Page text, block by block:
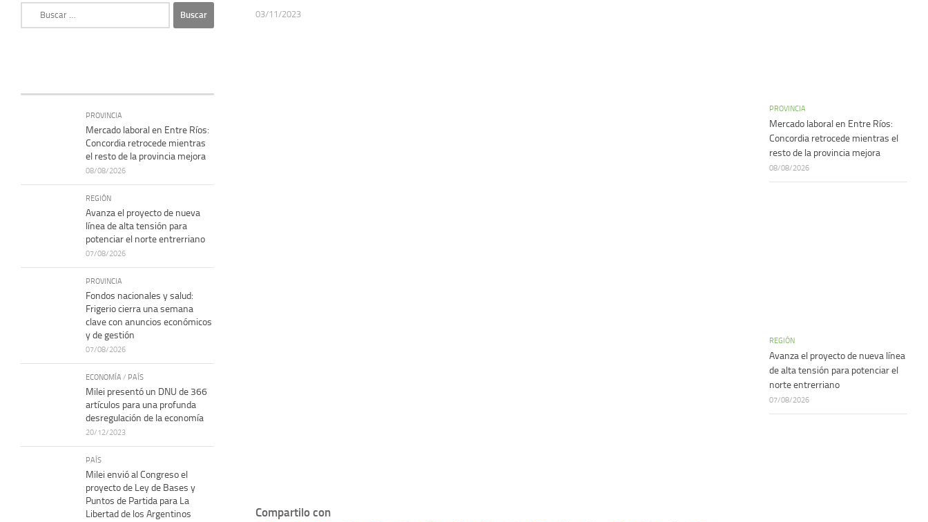
03/11/2023
Compartilo con
PROVINCIA
Mercado laboral en Entre Ríos:
Concordia retrocede mientras
el resto de la provincia mejora
08/08/2026
REGIÓN
Avanza el proyecto de nueva
línea de alta tensión para
potenciar el norte entrerriano
07/08/2026
PROVINCIA
Fondos nacionales y salud:
Frigerio cierra una semana
clave con anuncios económicos
y de gestión
07/08/2026
ECONOMÍA / PAÍS
Milei presentó un DNU de 366
artículos para una profunda
desregulación de la economía
20/12/2023
PAÍS
Milei envió al Congreso el
proyecto de Ley de Bases y
Puntos de Partida para La
Libertad de los Argentinos
PROVINCIA
Mercado laboral en Entre Ríos:
Concordia retrocede mientras el
resto de la provincia mejora
08/08/2026
REGIÓN
Avanza el proyecto de nueva línea
de alta tensión para potenciar el
norte entrerriano
07/08/2026